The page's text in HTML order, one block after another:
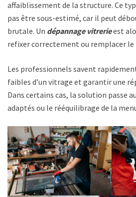
affaiblissement de la structure. Ce
pas être sous-estimé, car il peut
brutale. Un dépannage vitrerieest
refixer correctement ou remplacer le
Les professionnels savent
faibles d’un vitrage et garantir une
Dans certains cas, la solution passe
adaptés ou le rééquilibrage de la